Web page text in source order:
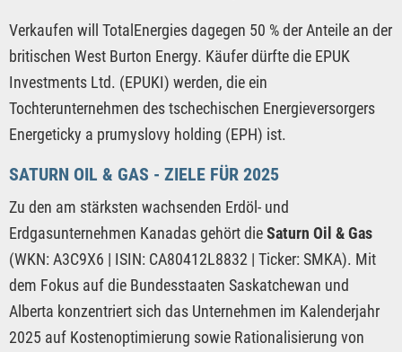
Verkaufen will TotalEnergies dagegen 50 % der Anteile an der
britischen West Burton Energy. Käufer dürfte die EPUK
Investments Ltd. (EPUKI) werden, die ein
Tochterunternehmen des tschechischen Energieversorgers
Energeticky a prumyslovy holding (EPH) ist.
SATURN OIL & GAS - ZIELE FÜR 2025
Zu den am stärksten wachsenden Erdöl- und
Erdgasunternehmen Kanadas gehört dieSaturn Oil & Gas
(WKN: A3C9X6 | ISIN: CA80412L8832 | Ticker: SMKA). Mit
dem Fokus auf die Bundesstaaten Saskatchewan und
Alberta konzentriert sich das Unternehmen im Kalenderjahr
2025 auf Kostenoptimierung sowie Rationalisierung von